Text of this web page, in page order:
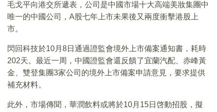
毛戈平向港交所遞表，公司是中國市場十大高端美妝集團中
唯一的中國公司，A股七年上市未果後又兩度衝擊港股上
市。
閃回科技於10月8日通過證監會境外上市備案通知書，耗時
202天。最近一周，中國證監會還反饋了宜蘭汽配、赤峰黃
金、雙登集團3家公司的境外上市備案申請意見，要求提供
補充材料。
此外，市場傳聞，華潤飲料或將於10月15日啓動招股，擬